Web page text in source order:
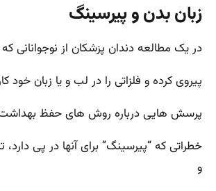
زبان بدن و پیرسینگ
در یک مطالعه دندان پزشکان از نوجوانانی
پیروی کرده و فلزاتی را در لب و یا زبان خود
پرسش هایی درباره روش های حفظ بهداشت
خطراتی که “پیرسینگ” برای آنها در پی
و